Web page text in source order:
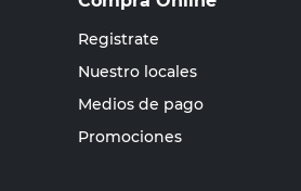
Registrate
Nuestro locales
Medios de pago
Promociones